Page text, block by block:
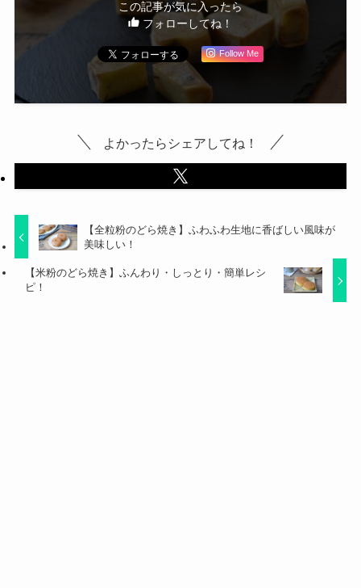
この記事が気に入ったら
フォローしてね！
Follow Me
よかったらシェアしてね！
【全粒粉のどら焼き】ふわふわ生地に香ばしい風味が
美味しい！
【米粉のどら焼き】ふんわり・しっとり・簡単レシ
ピ！